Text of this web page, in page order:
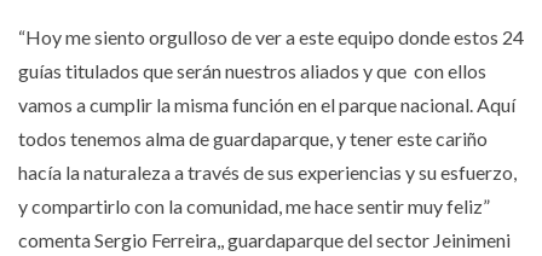
“Hoy me siento orgulloso de ver a este equipo donde estos 24
guías titulados que serán nuestros aliados y que con ellos
vamos a cumplir la misma función en el parque nacional. Aquí
todos tenemos alma de guardaparque, y tener este cariño
hacía la naturaleza a través de sus experiencias y su esfuerzo,
y compartirlo con la comunidad, me hace sentir muy feliz”
comenta Sergio Ferreira,, guardaparque del sector Jeinimeni